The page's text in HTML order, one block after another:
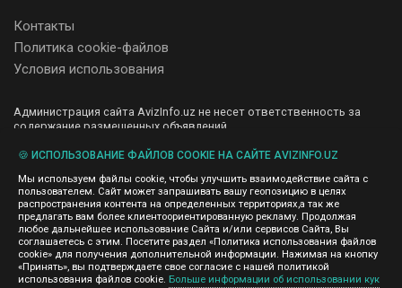
Контакты
Политика cookie-файлов
Условия использования
Администрация сайта AvizInfo.uz не несет ответственность за
содержание размещенных объявлений.
передаем и не продаем личную информацию зарегистрированных
правила конфиденциальности сайтов на которые ссылается
AvizInfo.uz. На некоторых страницах нашего сайта представлена
реклама Google Adsense Advertising Network. Чтобы узнать
подробней о правилах конфиденциальности Google нажмите тут
🍪 ИСПОЛЬЗОВАНИЕ ФАЙЛОВ COOKIE НА САЙТЕ AVIZINFO.UZ
Мы используем файлы cookie, чтобы улучшить взаимодействие сайта с
пользователем. Сайт может запрашивать вашу геопозицию в целях
распространения контента на определенных территориях,а так же
предлагать вам более клиентоориентированную рекламу. Продолжая
любое дальнейшее использование Сайта и/или сервисов Сайта, Вы
соглашаетесь с этим. Посетите раздел «Политика использования файлов
cookie» для получения дополнительной информации. Нажимая на кнопку
«Принять», вы подтверждаете свое согласие с нашей политикой
использования файлов cookie. Больше информации об использовании кук